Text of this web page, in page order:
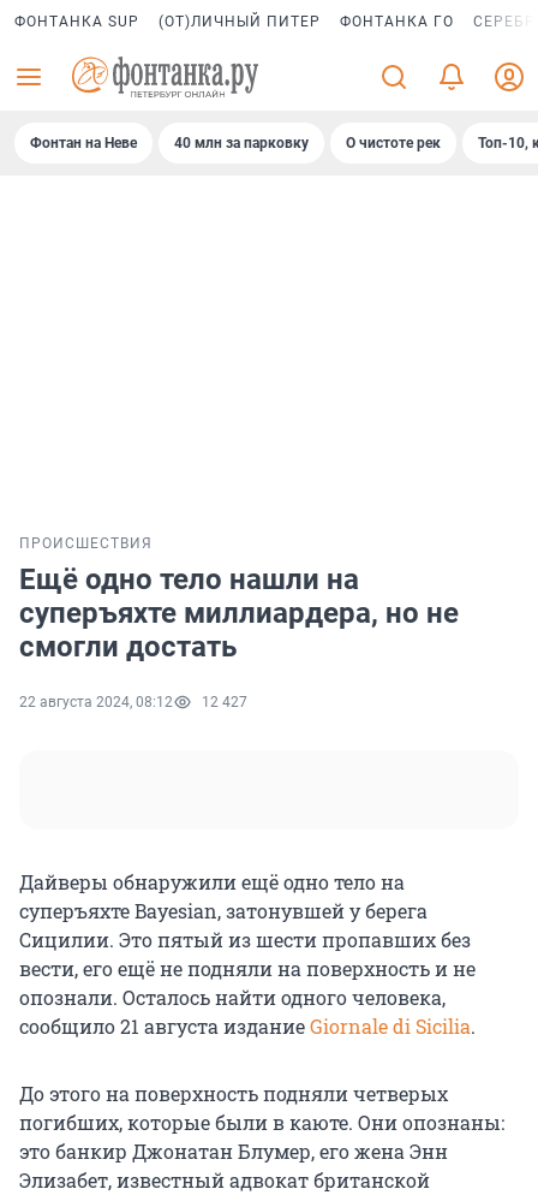
ФОНТАНКА SUP (ОТ)ЛИЧНЫЙ ПИТЕР ФОНТАНКА ГО
Фонтан на Неве 40 млн за парковку О чистоте рек Топ-10,
ПРОИСШЕСТВИЯ
Ещё одно тело нашли на
суперъяхте миллиардера, но не
смогли достать
22 августа 2024, 08:12 12 427
Дайверы обнаружили ещё одно тело на
суперъяхте Bayesian, затонувшей у берега
Сицилии. Это пятый из шести пропавших без
вести, его ещё не подняли на поверхность и не
опознали. Осталось найти одного человека,
сообщило 21 августа изданиеGiornale di Sicilia.
До этого на поверхность подняли четверых
погибших, которые были в каюте. Они опознаны:
это банкир Джонатан Блумер, его жена Энн
Элизабет, известный адвокат британской